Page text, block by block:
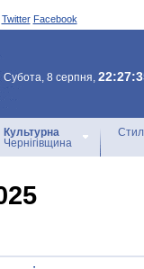
Twitter Facebook
Субота, 8 серпня,
Культурна
Чернігівщина